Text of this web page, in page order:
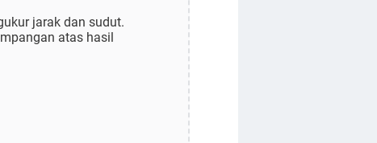
jarak dan sudut.
atas hasil